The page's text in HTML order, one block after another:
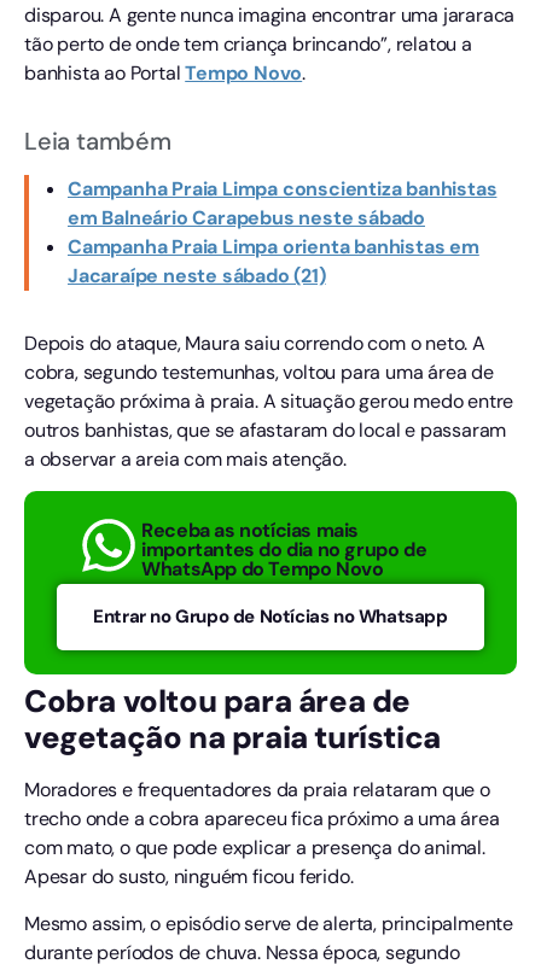
disparou. A gente nunca imagina encontrar uma jararaca
tão perto de onde tem criança brincando”, relatou a
banhista ao PortalTempo Novo.
Leia também
Campanha Praia Limpa conscientiza banhistas
em Balneário Carapebus neste sábado
Campanha Praia Limpa orienta banhistas em
Jacaraípe neste sábado (21)
Depois do ataque, Maura saiu correndo com o neto. A
cobra, segundo testemunhas, voltou para uma área de
vegetação próxima à praia. A situação gerou medo entre
outros banhistas, que se afastaram do local e passaram
a observar a areia com mais atenção.
Receba as notícias mais
importantes do dia no grupo de
WhatsApp do Tempo Novo
Entrar no Grupo de Notícias no Whatsapp
Cobra voltou para área de
vegetação na praia turística
Moradores e frequentadores da praia relataram que o
trecho onde a cobra apareceu fica próximo a uma área
com mato, o que pode explicar a presença do animal.
Apesar do susto, ninguém ficou ferido.
Mesmo assim, o episódio serve de alerta, principalmente
durante períodos de chuva. Nessa época, segundo